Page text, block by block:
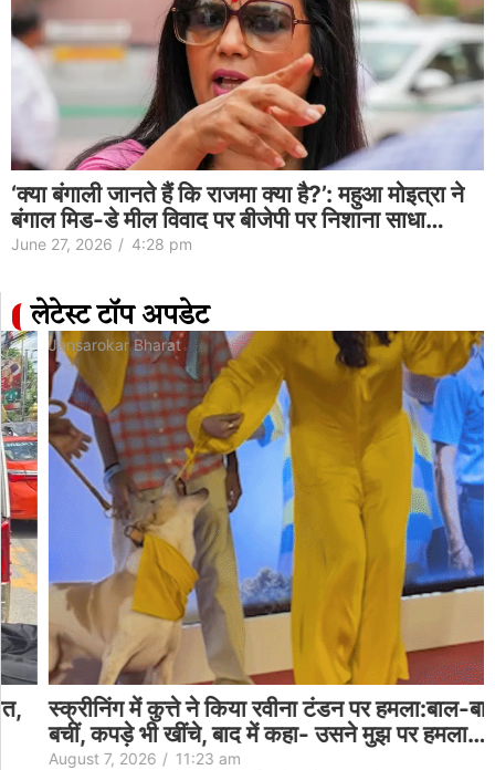
‘क्या बंगाली जानते हैं कि राजमा क्या है?’: महुआ मोइत्रा ने
बंगाल मिड-डे मील विवाद पर बीजेपी पर निशाना साधा…
June 27, 2026 / 4:28 pm
लेटेस्ट टॉप अपडेट
Jansarokar Bharat
स्क्रीनिंग में कुत्ते ने किया रवीना टंडन पर हमला:बाल-बाल
बचीं, कपड़े भी खींचे, बाद में कहा- उसने मुझ पर हमला…
August 7, 2026 / 11:23 am